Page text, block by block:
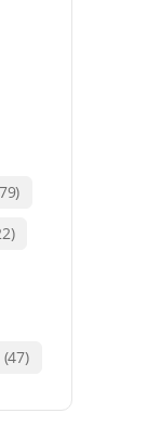
(47)